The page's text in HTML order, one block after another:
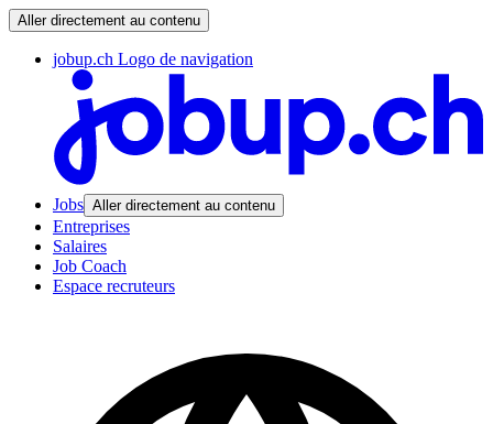
Aller directement au contenu
jobup.ch Logo de navigation
Jobs Aller directement au contenu
Entreprises
Salaires
Job Coach
Espace recruteurs